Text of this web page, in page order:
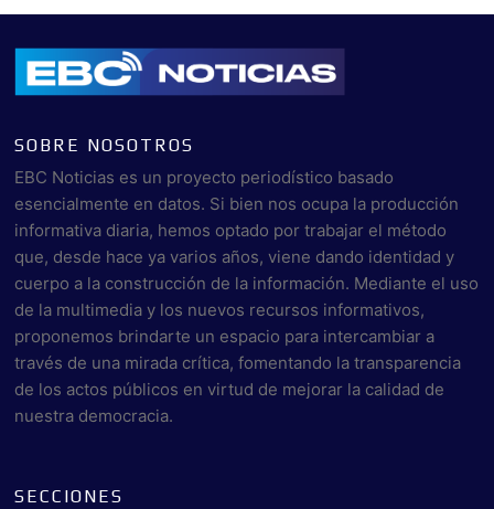
SOBRE NOSOTROS
EBC Noticias es un proyecto periodístico basado
esencialmente en datos. Si bien nos ocupa la producción
informativa diaria, hemos optado por trabajar el método
que, desde hace ya varios años, viene dando identidad y
cuerpo a la construcción de la información. Mediante el uso
de la multimedia y los nuevos recursos informativos,
proponemos brindarte un espacio para intercambiar a
través de una mirada crítica, fomentando la transparencia
de los actos públicos en virtud de mejorar la calidad de
nuestra democracia.
SECCIONES